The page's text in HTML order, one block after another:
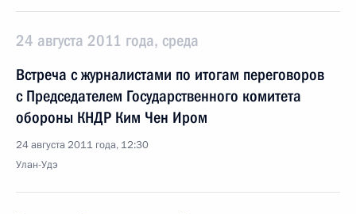
24 августа 2011 года, среда
Встреча с журналистами по итогам переговоров
с Председателем Государственного комитета
обороны КНДР Ким Чен Иром
24 августа 2011 года, 12:30
Улан-Удэ